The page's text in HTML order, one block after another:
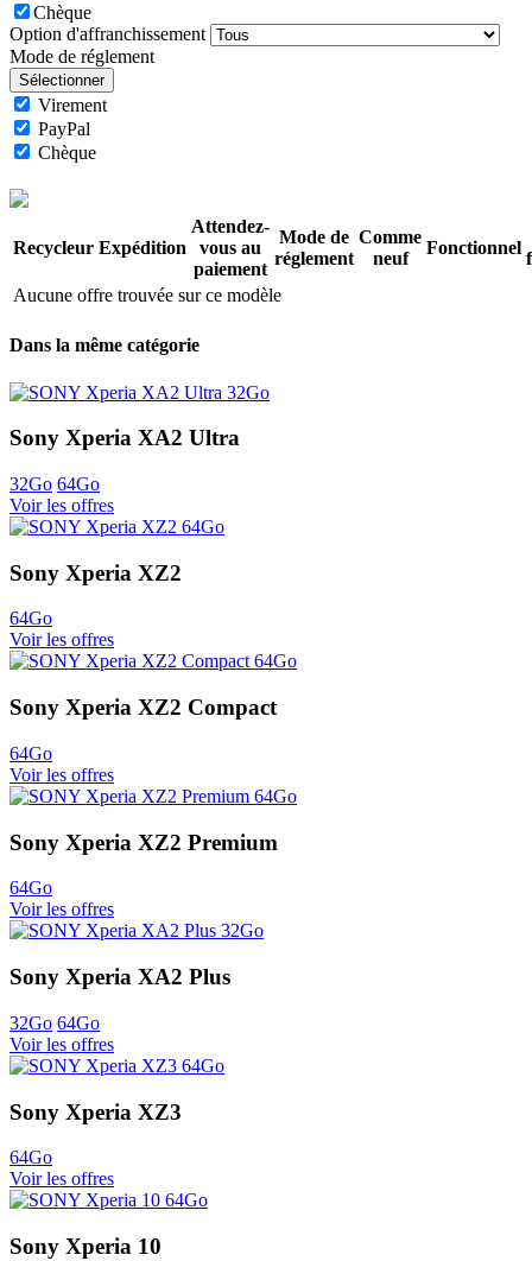
Chèque
Option d'affranchissement
Mode de réglement
Sélectionner
Virement
PayPal
Chèque
Recycleur Expédition
Attendez-
vous au
paiement
Mode de
réglement
Comme
neuf
Fonctionnel
Aucune offre trouvée sur ce modèle
Dans la même catégorie
Sony Xperia XA2 Ultra
32Go 64Go
Voir les offres
Sony Xperia XZ2
64Go
Voir les offres
Sony Xperia XZ2 Compact
64Go
Voir les offres
Sony Xperia XZ2 Premium
64Go
Voir les offres
Sony Xperia XA2 Plus
32Go 64Go
Voir les offres
Sony Xperia XZ3
64Go
Voir les offres
Sony Xperia 10